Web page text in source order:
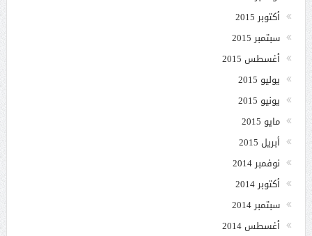
أكتوبر 2015
سبتمبر 2015
أغسطس 2015
يوليو 2015
يونيو 2015
مايو 2015
أبريل 2015
نوفمبر 2014
أكتوبر 2014
سبتمبر 2014
أغسطس 2014